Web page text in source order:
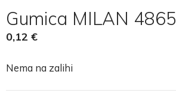
Gumica MILAN 4865
0,12 €
Nema na zalihi